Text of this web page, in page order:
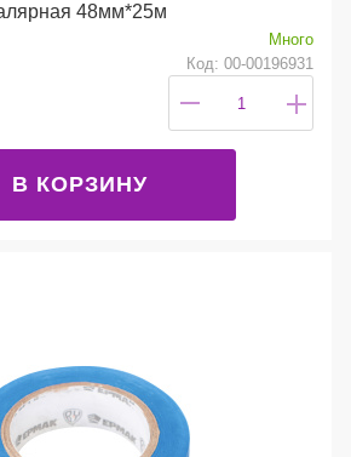
48мм*25м
Много
Код: 00-00196931
В КОРЗИНУ